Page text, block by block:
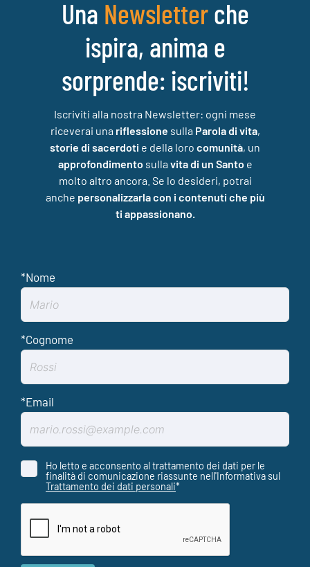
Una Newsletterche
ispira, anima e
sorprende: iscriviti!
Iscriviti alla nostra Newsletter: ogni mese
riceverai una riflessione sulla Parola di vita,
storie di sacerdoti e della loro comunità, un
approfondimento sulla vita di un Santo e
molto altro ancora. Se lo desideri, potrai
anche personalizzarla con i contenuti che più
ti appassionano.
Ho letto e acconsento al trattamento dei dati per le
finalità di comunicazione riassunte nell'Informativa sul
Trattamento dei dati personali*